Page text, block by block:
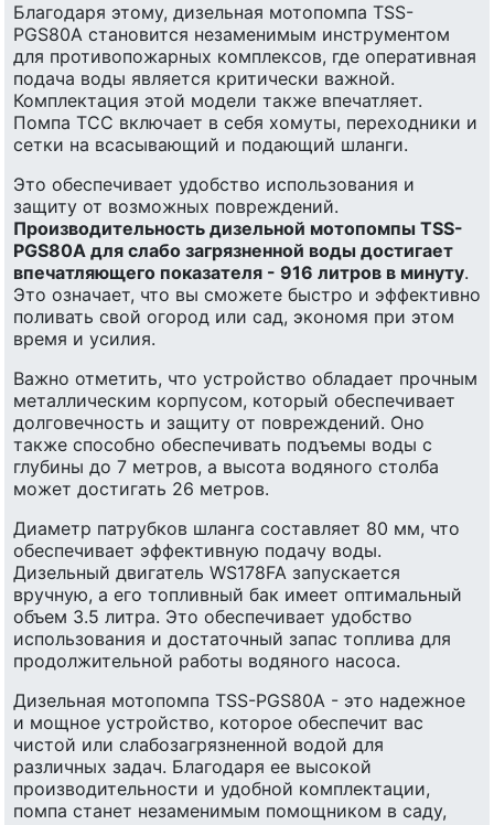
Благодаря этому, дизельная мотопомпа TSS-
PGS80A становится незаменимым инструментом
для противопожарных комплексов, где оперативная
подача воды является критически важной.
Комплектация этой модели также впечатляет.
Помпа ТСС включает в себя хомуты, переходники и
сетки на всасывающий и подающий шланги.
Это обеспечивает удобство использования и
защиту от возможных повреждений.
Производительность дизельной мотопомпы TSS-
PGS80A для слабо загрязненной воды достигает
впечатляющего показателя - 916 литров в минуту.
Это означает, что вы сможете быстро и эффективно
поливать свой огород или сад, экономя при этом
время и усилия.
Важно отметить, что устройство обладает прочным
металлическим корпусом, который обеспечивает
долговечность и защиту от повреждений. Оно
также способно обеспечивать подъемы воды с
глубины до 7 метров, а высота водяного столба
может достигать 26 метров.
Диаметр патрубков шланга составляет 80 мм, что
обеспечивает эффективную подачу воды.
Дизельный двигатель WS178FA запускается
вручную, а его топливный бак имеет оптимальный
объем 3.5 литра. Это обеспечивает удобство
использования и достаточный запас топлива для
продолжительной работы водяного насоса.
Дизельная мотопомпа TSS-PGS80A - это надежное
и мощное устройство, которое обеспечит вас
чистой или слабозагрязненной водой для
различных задач. Благодаря ее высокой
производительности и удобной комплектации,
помпа станет незаменимым помощником в саду,